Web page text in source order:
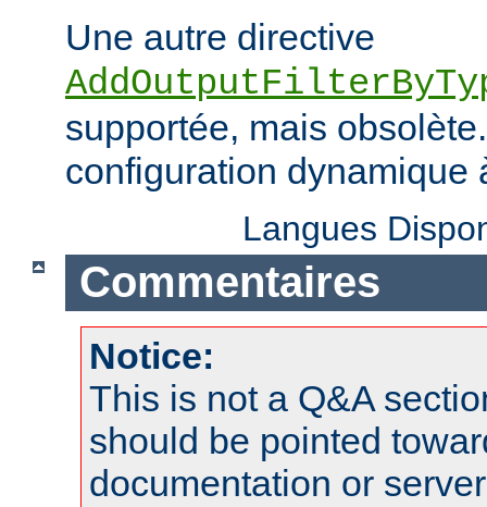
Une autre directive
supportée, mais
configuration dynamique
Langues
Commentaires
Notice:
This is not a Q&A
should be pointed
documentation or